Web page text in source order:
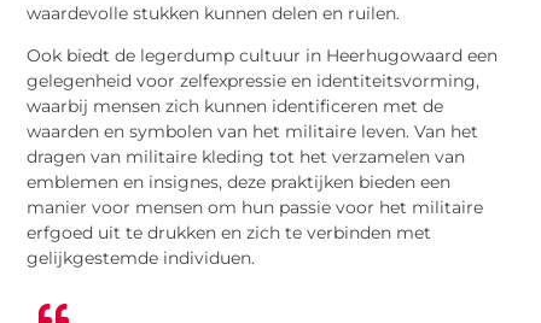
waardevolle stukken kunnen delen en ruilen.
Ook biedt de legerdump cultuur in Heerhugowaard een
gelegenheid voor zelfexpressie en identiteitsvorming,
waarbij mensen zich kunnen identificeren met de
waarden en symbolen van het militaire leven. Van het
dragen van militaire kleding tot het verzamelen van
emblemen en insignes, deze praktijken bieden een
manier voor mensen om hun passie voor het militaire
erfgoed uit te drukken en zich te verbinden met
gelijkgestemde individuen.